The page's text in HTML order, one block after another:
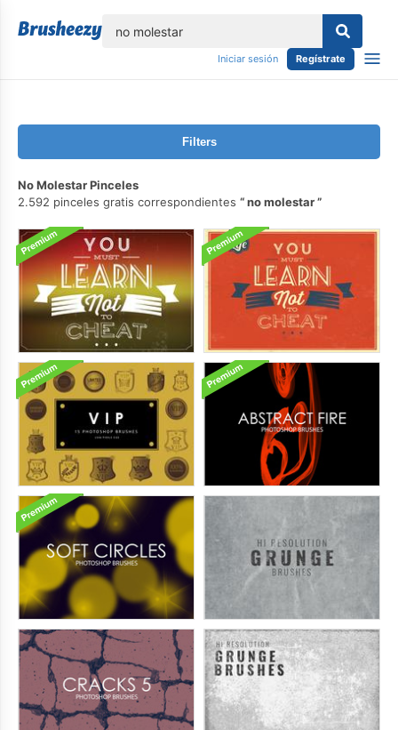
Iniciar sesión Regístrate
Filters
No Molestar Pinceles
2.592 pinceles gratis correspondientes
no molestar